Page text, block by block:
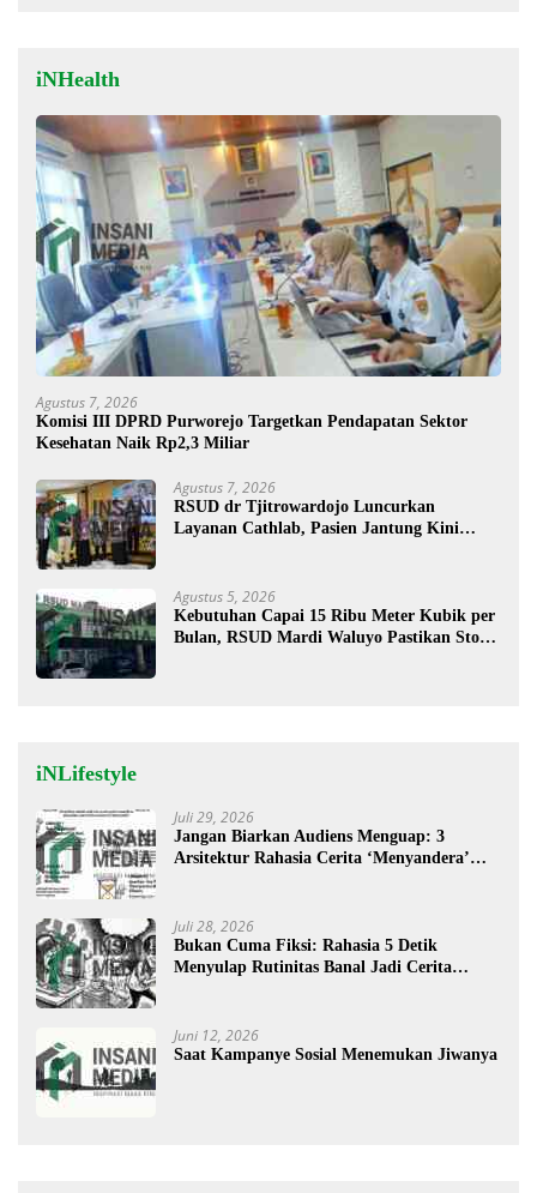
iNHealth
Agustus 7, 2026
Komisi III DPRD Purworejo Targetkan Pendapatan Sektor
Kesehatan Naik Rp2,3 Miliar
Agustus 7, 2026
RSUD dr Tjitrowardojo Luncurkan
Layanan Cathlab, Pasien Jantung Kini
Agustus 5, 2026
Kebutuhan Capai 15 Ribu Meter Kubik per
Bulan, RSUD Mardi Waluyo Pastikan Stok
iNLifestyle
Juli 29, 2026
Jangan Biarkan Audiens Menguap: 3
Arsitektur Rahasia Cerita ‘Menyandera’
Juli 28, 2026
Bukan Cuma Fiksi: Rahasia 5 Detik
Menyulap Rutinitas Banal Jadi Cerita
Juni 12, 2026
Saat Kampanye Sosial Menemukan Jiwanya